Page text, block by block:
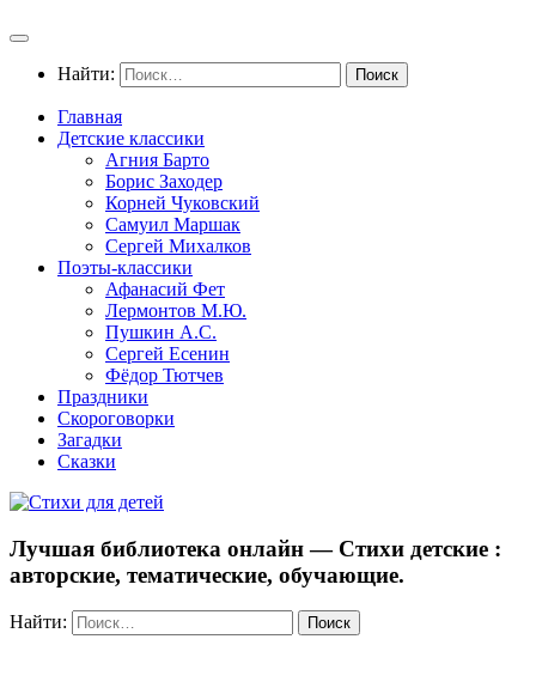
Найти:
Главная
Детские классики
Агния Барто
Борис Заходер
Корней Чуковский
Самуил Маршак
Сергей Михалков
Поэты-классики
Афанасий Фет
Лермонтов М.Ю.
Пушкин А.С.
Сергей Есенин
Фёдор Тютчев
Праздники
Скороговорки
Загадки
Сказки
Лучшая библиотека онлайн — Стихи детские :
авторские, тематические, обучающие.
Найти: